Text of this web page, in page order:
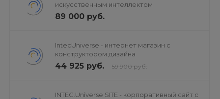
искусственным интеллектом
89 000 руб.
IntecUniverse - интернет магазин с
конструктором дизайна
44 925 руб. 59 900 руб.
INTEC.Universe SITE - корпоративный сайт с